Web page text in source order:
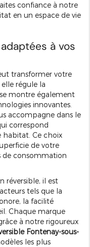
confiance à notre
en un espace de vie
à vos
transformer votre
régule la
montre également
innovantes.
accompagne dans le
correspond
habitat. Ce choix
de votre
de consommation
réversible, il est
tels que la
la facilité
Chaque marque
à notre rigoureux
Fontenay-sous-
les plus